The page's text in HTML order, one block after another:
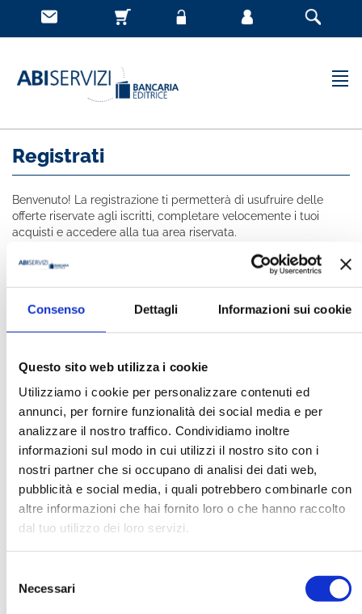
Consenso Dettagli Informazioni sui cookie
Questo sito web utilizza i cookie
Utilizziamo i cookie per personalizzare contenuti ed
annunci, per fornire funzionalità dei social media e per
analizzare il nostro traffico. Condividiamo inoltre
informazioni sul modo in cui utilizzi il nostro sito con i
nostri partner che si occupano di analisi dei dati web,
pubblicità e social media, i quali potrebbero combinarle con
altre informazioni che hai fornito loro o che hanno raccolto
dal tuo utilizzo dei loro servizi.
delNecessari
Registrati
Benvenuto! La registrazione ti permetterà di usufruire delle
offerte riservate agli iscritti, completare velocemente i tuoi
acquisti e accedere alla tua area riservata.
Tutti i campi indicati con * sono obbligatori
DATA DI NASCITA *
E-MAIL *
AZIENDA